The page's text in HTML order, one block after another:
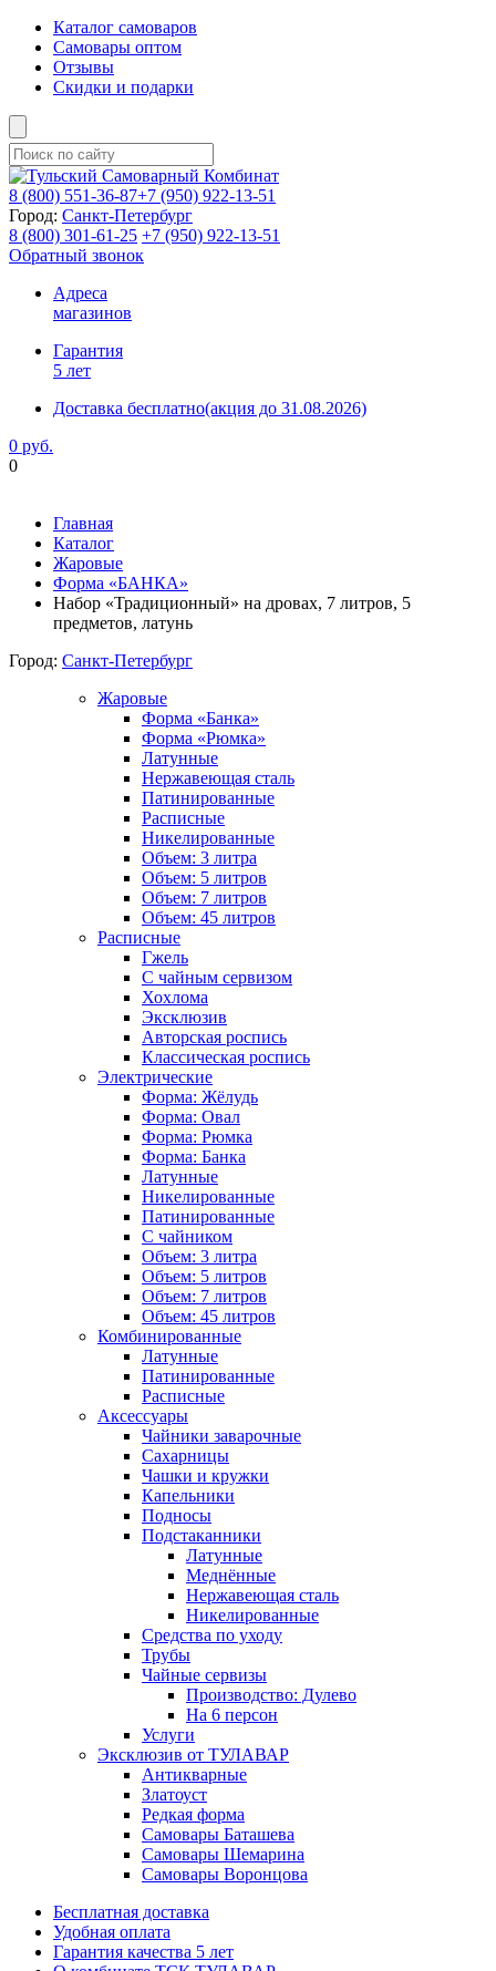
Каталог самоваров
Самовары оптом
Отзывы
Скидки и подарки
8 (800) 551-36-87+7 (950) 922-13-51
Город: Санкт-Петербург
8 (800) 301-61-25 +7 (950) 922-13-51
Обратный звонок
Адреса
магазинов
Гарантия
5 лет
Доставка бесплатно(акция до 31.08.2026)
0 руб.
0
Главная
Каталог
Жаровые
Форма «БАНКА»
Набор «Традиционный» на дровах, 7 литров, 5
предметов, латунь
Город: Санкт-Петербург
Жаровые
Форма «Банка»
Форма «Рюмка»
Латунные
Нержавеющая сталь
Патинированные
Расписные
Никелированные
Объем: 3 литра
Объем: 5 литров
Объем: 7 литров
Объем: 45 литров
Расписные
Гжель
С чайным сервизом
Хохлома
Эксклюзив
Авторская роспись
Классическая роспись
Электрические
Форма: Жёлудь
Форма: Овал
Форма: Рюмка
Форма: Банка
Латунные
Никелированные
Патинированные
С чайником
Объем: 3 литра
Объем: 5 литров
Объем: 7 литров
Объем: 45 литров
Комбинированные
Латунные
Патинированные
Расписные
Аксессуары
Чайники заварочные
Сахарницы
Чашки и кружки
Капельники
Подносы
Подстаканники
Латунные
Меднённые
Нержавеющая сталь
Никелированные
Средства по уходу
Трубы
Чайные сервизы
Производство: Дулево
На 6 персон
Услуги
Эксклюзив от ТУЛАВАР
Антикварные
Златоуст
Редкая форма
Самовары Баташева
Самовары Шемарина
Самовары Воронцова
Бесплатная доставка
Удобная оплата
Гарантия качества 5 лет